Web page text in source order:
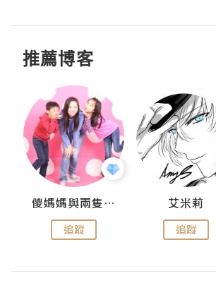
推薦博客
儍媽媽與兩隻小魔怪之家
追蹤
艾米莉
追蹤